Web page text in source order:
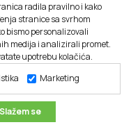
radila pravilno i kako
stranice sa svrhom
bismo personalizovali
medija i analizirali promet.
upotrebu kolačića.
Marketing
Slažem se